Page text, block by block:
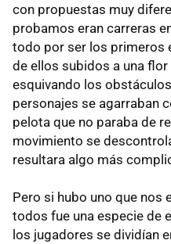
con propuestas muy
probamos eran carreras
todo por ser los primeros
de ellos subidos a una
esquivando los
personajes se agarraban
pelota que no paraba de
movimiento se
resultara algo más
Pero si hubo uno que nos
todos fue una especie de
los jugadores se dividían